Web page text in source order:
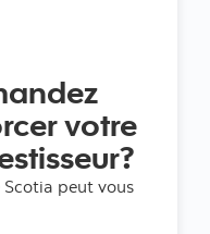
votre
peut vous